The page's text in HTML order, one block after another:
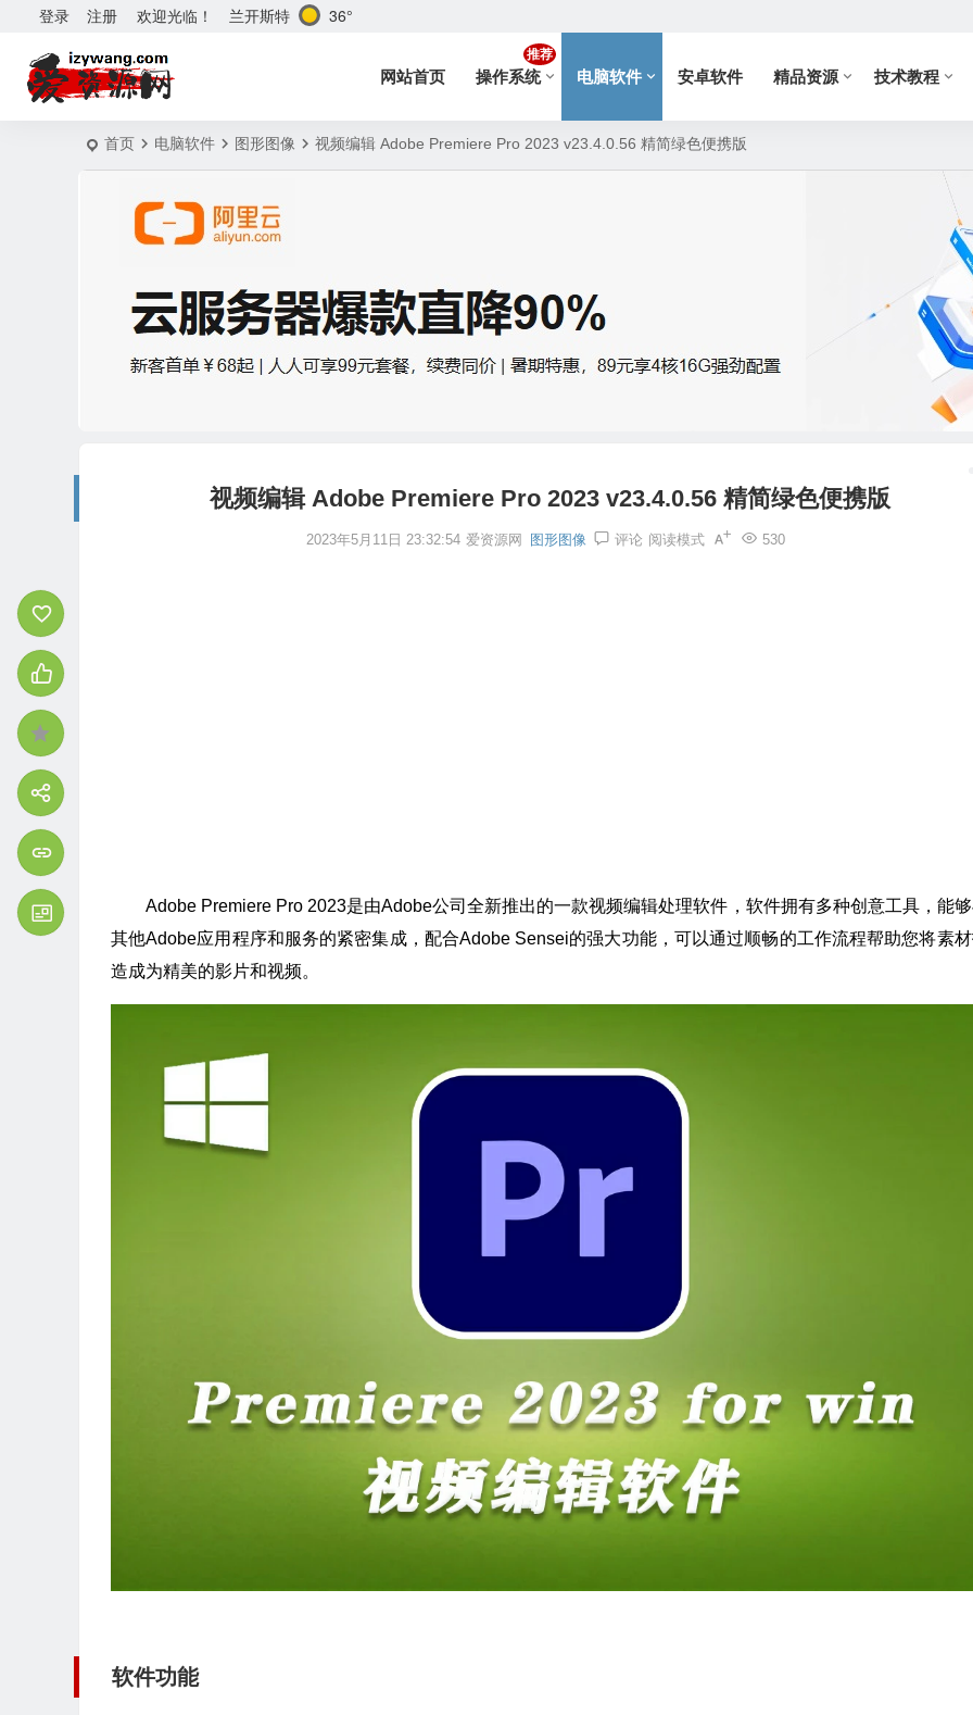
欢迎光临！
登录 注册 兰开斯特 36°
网站首页 操作系统
推荐
电脑软件 安卓软件 精品资源 技术教程
首页 电脑软件 图形图像 视频编辑 Adobe Premiere Pro 2023 v23.4.0.56 精简绿色便携版
视频编辑 Adobe Premiere Pro 2023 v23.4.0.56 精简绿色便携版
2023年5月11日 23:32:54 爱资源网 图形图像 评论 530
阅读模式
Adobe Premiere Pro 2023是由Adobe公司全新推出的一款视频编辑处理软件，软件拥有多种创意工具，能
其他Adobe应用程序和服务的紧密集成，配合Adobe Sensei的强大功能，可以通过顺畅的工作流程帮助您将素
造成为精美的影片和视频。
软件功能